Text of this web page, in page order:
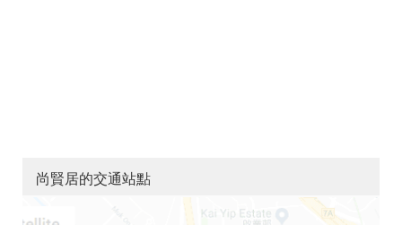
尚賢居的交通站點